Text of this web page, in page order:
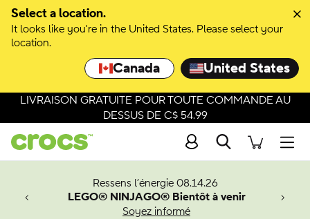
Select a location.
It looks like you're in the United States. Please select your
location.
Canada United States
LIVRAISON GRATUITE POUR TOUTE COMMANDE AU
DESSUS DE C$ 54.99
Recherche
Ressens l’énergie 08.14.26
LEGO® NINJAGO® Bientôt à venir
Soyez informé
Man.